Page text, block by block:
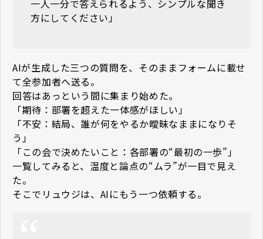
一人一分で答えられるよう、シンプルな聞き
方にしてください」
AIが生成した三つの質問を、そのままフォームに載せ
て全参加者へ送る。
回答はあっという間に集まり始めた。
「期待：部署を超えた一体感がほしい」
「不安：結局、誰が何をやるか曖昧なままになりそ
う」
「この会で決めたいこと：各部署の“最初の一歩”」
一覧してみると、温度と論点の“ムラ”が一目で見え
た。
そこでリュウジは、AIにもう一つ依頼する。